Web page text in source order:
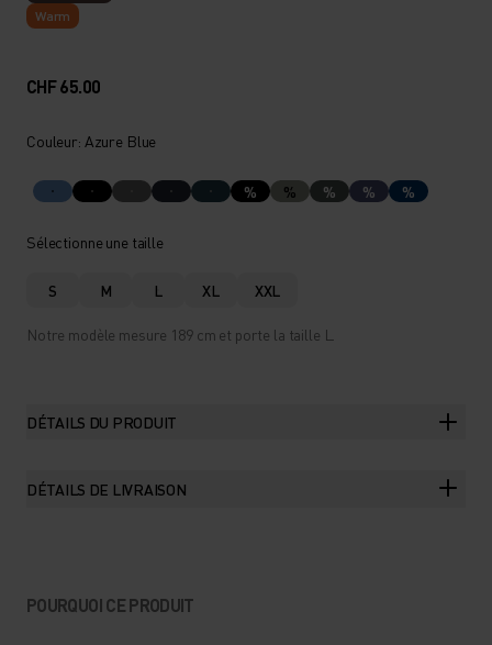
Warm
CHF 65.00
Couleur: Azure Blue
% % % % %
Sélectionne une taille
S M L XL XXL
Notre modèle mesure 189 cm et porte la taille L.
DÉTAILS DU PRODUIT
DÉTAILS DE LIVRAISON
POURQUOI CE PRODUIT